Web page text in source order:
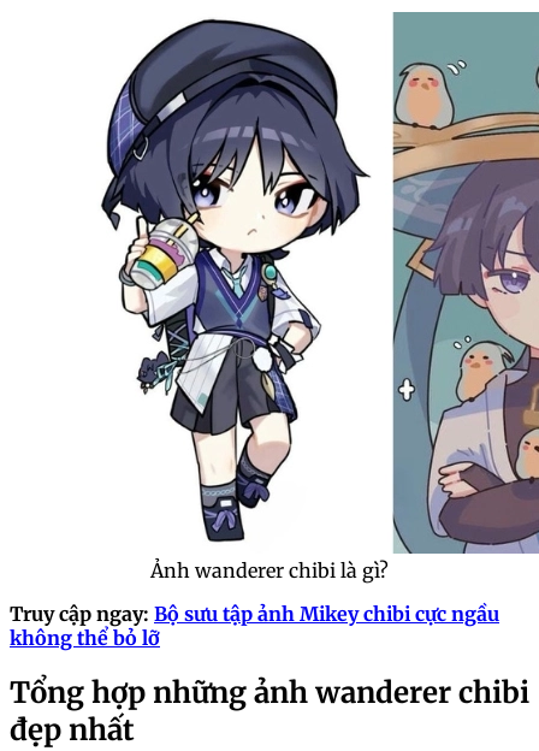
Ảnh wanderer chibi là gì?
Truy cập ngay: Bộ sưu tập ảnh Mikey chibi cực ngầu
không thể bỏ lỡ
Tổng hợp những ảnh wanderer chibi
đẹp nhất